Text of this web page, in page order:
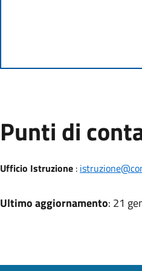
Punti di
Ufficio Istruzione:
Ultimo aggiornamento: 21